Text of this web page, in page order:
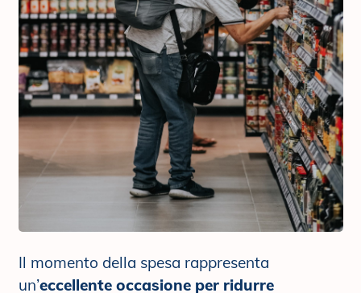
Il momento della spesa rappresenta
un’eccellente occasione per ridurre